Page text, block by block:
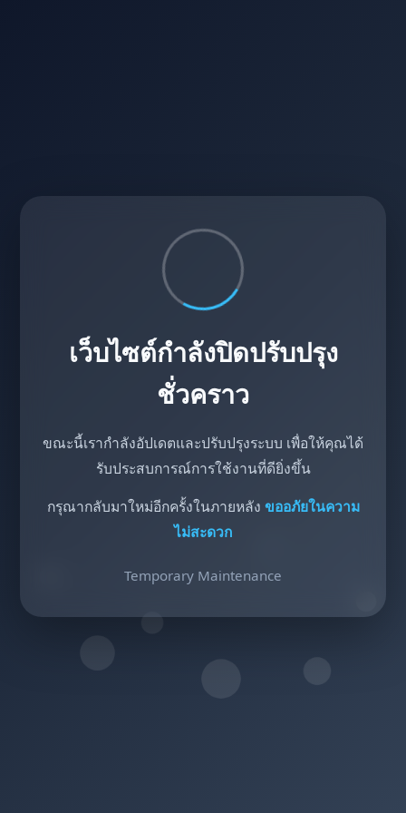
เว็บไซต์กำลังปิดปรับปรุง
ชั่วคราว
ขณะนี้เรากำลังอัปเดตและปรับปรุงระบบ เพื่อให้คุณได้
รับประสบการณ์การใช้งานที่ดียิ่งขึ้น
กรุณากลับมาใหม่อีกครั้งในภายหลัง ขออภัยในความ
ไม่สะดวก
Temporary Maintenance